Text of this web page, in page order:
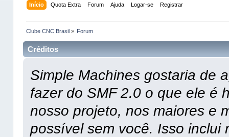
Início Quota Extra Forum Ajuda Logar-se Registrar
Clube CNC Brasil» Forum
Créditos
Simple Machines gostaria de
fazer do SMF 2.0 o que ele é
nosso projeto, nos maiores e
possível sem você. Isso inclui